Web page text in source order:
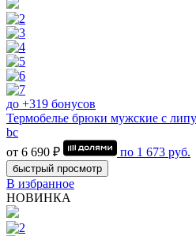
до +319 бонусов
Термобелье брюки мужские с
bc
от 6 690 ₽
по 1 673 руб.
быстрый просмотр
В избранное
НОВИНКА